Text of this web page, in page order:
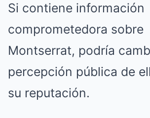
Si contiene información
comprometedora sobre
Montserrat, podría
percepción pública de
su reputación.